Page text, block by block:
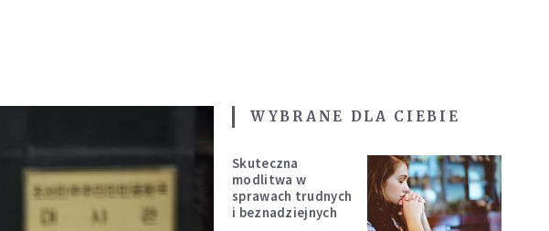
WYBRANE DLA CIEBIE
Skuteczna
modlitwa w
sprawach trudnych
i beznadziejnych